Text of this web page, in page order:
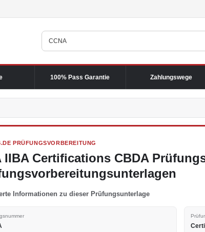
100% Pass Garantie Zahlungswege
PRÜFUNGSVORBEREITUNG
IIBA Certifications CBDA
Informationen zu dieser Prüfungsunterlage